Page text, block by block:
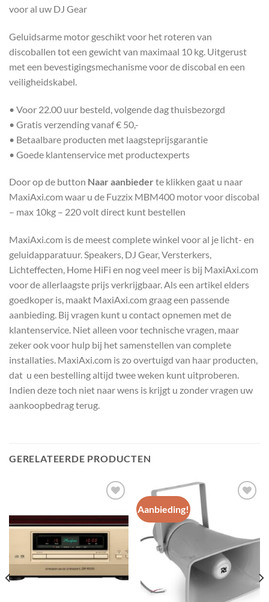
voor al uw DJ Gear
Geluidsarme motor geschikt voor het roteren van
discoballen tot een gewicht van maximaal 10 kg. Uitgerust
met een bevestigingsmechanisme voor de discobal en een
veiligheidskabel.
• Voor 22.00 uur besteld, volgende dag thuisbezorgd
• Gratis verzending vanaf € 50,-
• Betaalbare producten met laagsteprijsgarantie
• Goede klantenservice met productexperts
Door op de button Naar aanbieder te klikken gaat u naar
MaxiAxi.com waar u de Fuzzix MBM400 motor voor discobal
– max 10kg – 220 volt direct kunt bestellen
MaxiAxi.com is de meest complete winkel voor al je licht- en
geluidapparatuur. Speakers, DJ Gear, Versterkers,
Lichteffecten, Home HiFi en nog veel meer is bij MaxiAxi.com
voor de allerlaagste prijs verkrijgbaar. Als een artikel elders
goedkoper is, maakt MaxiAxi.com graag een passende
aanbieding. Bij vragen kunt u contact opnemen met de
klantenservice. Niet alleen voor technische vragen, maar
zeker ook voor hulp bij het samenstellen van complete
installaties. MaxiAxi.com is zo overtuigd van haar producten,
dat u een bestelling altijd twee weken kunt uitproberen.
Indien deze toch niet naar wens is krijgt u zonder vragen uw
aankoopbedrag terug.
GERELATEERDE PRODUCTEN
Toevoegen
aan
wenslijst
Aanbieding!
aan
wenslijst